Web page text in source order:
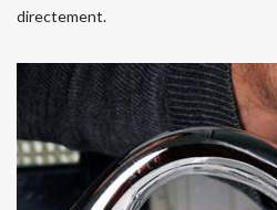
directement.